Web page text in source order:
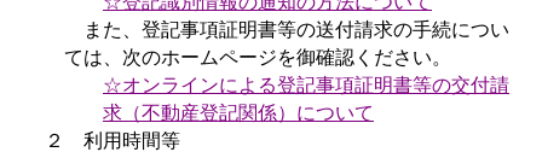
また、登記事項証明書等の送付請求の手続につい
ては、次のホームページを御確認ください。
☆オンラインによる登記事項証明書等の交付請
求 （不動産登記関係） について
２ 利用時間等